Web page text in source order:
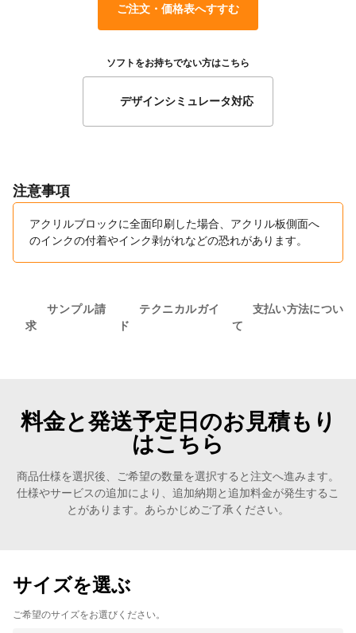
ご注文・価格表へすすむ
ソフトをお持ちでない方はこちら
デザインシミュレータ対応
注意事項
アクリルブロックに全面印刷した場合、アクリル板側面へ
のインクの付着やインク剥がれなどの恐れがあります。
サンプル請
求
テクニカルガイ
ド
支払い方法につい
て
料金と発送予定日のお見積もり
はこちら
商品仕様を選択後、ご希望の数量を選択すると注文へ進みます。
仕様やサービスの追加により、追加納期と追加料金が発生するこ
とがあります。あらかじめご了承ください。
サイズを選ぶ
ご希望のサイズをお選びください。